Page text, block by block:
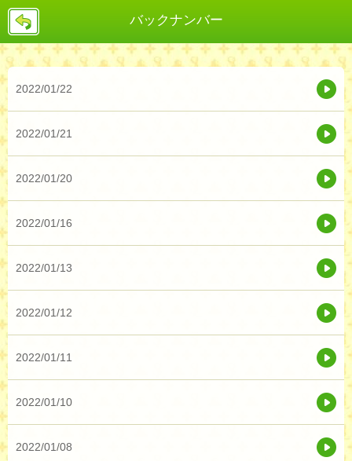
バックナンバー
戻
2022/01/22
2022/01/21
2022/01/20
2022/01/16
2022/01/13
2022/01/12
2022/01/11
2022/01/10
2022/01/08